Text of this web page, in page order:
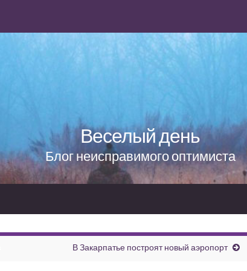
Веселый день
Блог неисправимого оптимиста
В Закарпатье построят новый аэропорт